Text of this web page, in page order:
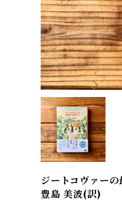
ジートコヴァー
豊島 美波(訳)